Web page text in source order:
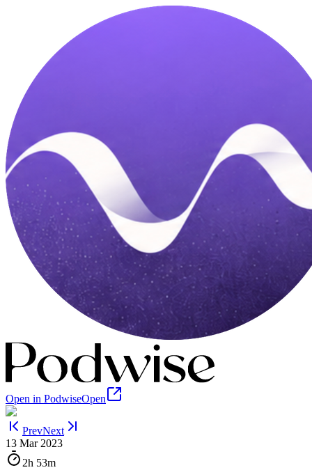
Open in PodwiseOpen
PrevNext
13 Mar 2023
2h 53m